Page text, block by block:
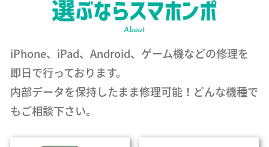
iPhone、iPad、Android、ゲーム機などの修理を
即日で行っております。
内部データを保持したまま修理可能！どんな機種で
もご相談下さい。